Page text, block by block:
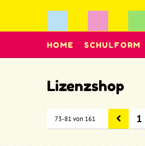
HOME SCHULFORM
Lizenzshop
73-81 von 161 1